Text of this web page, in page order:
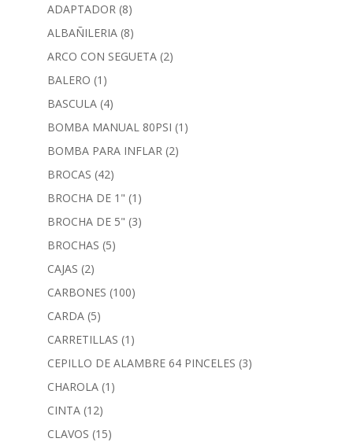
ADAPTADOR (8)
ALBAÑILERIA (8)
ARCO CON SEGUETA (2)
BALERO (1)
BASCULA (4)
BOMBA MANUAL 80PSI (1)
BOMBA PARA INFLAR (2)
BROCAS (42)
BROCHA DE 1" (1)
BROCHA DE 5" (3)
BROCHAS (5)
CAJAS (2)
CARBONES (100)
CARDA (5)
CARRETILLAS (1)
CEPILLO DE ALAMBRE 64 PINCELES (3)
CHAROLA (1)
CINTA (12)
CLAVOS (15)